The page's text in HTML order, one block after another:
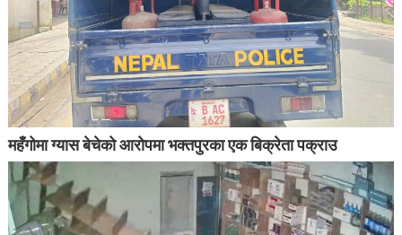
महँगोमा ग्यास बेचेको आरोपमा भक्तपुरका एक बिक्रेता पक्राउ